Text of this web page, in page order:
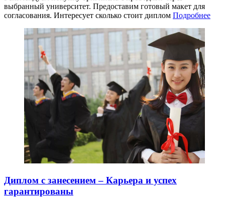
выбранный университет. Предоставим готовый макет для
согласования. Интересует сколько стоит диплом Подробнее
Диплом с занесением – Карьера и успех
гарантированы